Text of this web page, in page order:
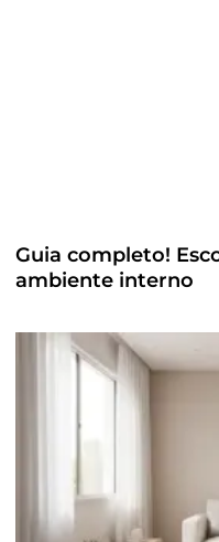
Guia completo!
ambiente interno